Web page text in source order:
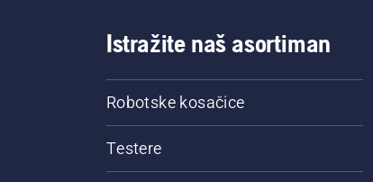
Istražite naš asortiman
Robotske kosačice
Testere